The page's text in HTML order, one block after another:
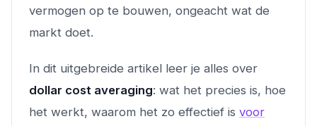
vermogen op te bouwen, ongeacht wat de
markt doet.
In dit uitgebreide artikel leer je alles over
dollar cost averaging: wat het precies is, hoe
het werkt, waarom het zo effectief is voor